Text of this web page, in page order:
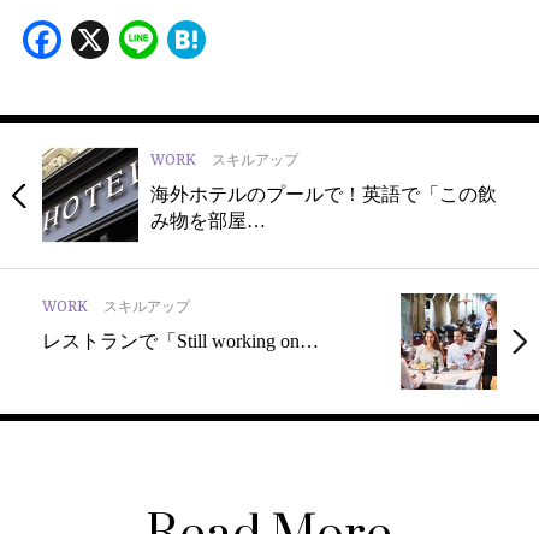
Facebook
X Line
WORK スキルアップ
海外ホテルのプールで！英語で「この飲
み物を部屋…
WORK スキルアップ
レストランで「Still working on…